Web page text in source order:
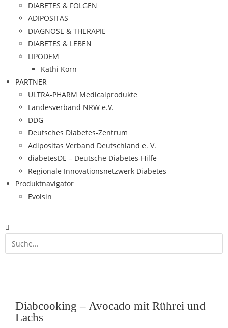
DIABETES & FOLGEN
ADIPOSITAS
DIAGNOSE & THERAPIE
DIABETES & LEBEN
LIPÖDEM
Kathi Korn
PARTNER
ULTRA-PHARM Medicalprodukte
Landesverband NRW e.V.
DDG
Deutsches Diabetes-Zentrum
Adipositas Verband Deutschland e. V.
diabetesDE – Deutsche Diabetes-Hilfe
Regionale Innovationsnetzwerk Diabetes
Produktnavigator
Evolsin
Diabcooking – Avocado mit Rührei und
Lachs